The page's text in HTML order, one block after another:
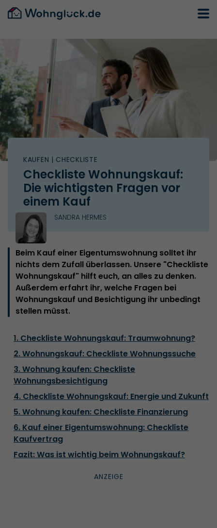
KAUFEN | CHECKLISTE
Checkliste Wohnungskauf:
Die wichtigsten Fragen vor
einem Kauf
SANDRA HERMES
Beim Kauf einer Eigentumswohnung solltet ihr
nichts dem Zufall überlassen. Unsere "Checkliste
Wohnungskauf" hilft euch, an alles zu denken.
Außerdem erfahrt ihr, welche Fragen bei
Wohnungskauf und Besichtigung ihr unbedingt
stellen müsst.
1. Checkliste Wohnungskauf: Traumwohnung?
2. Wohnungskauf: Checkliste Wohnungssuche
3. Wohnung kaufen: Checkliste
Wohnungsbesichtigung
4. Checkliste Wohnungskauf: Energie und Zukunft
5. Wohnung kaufen: Checkliste Finanzierung
6. Kauf einer Eigentumswohnung: Checkliste
Kaufvertrag
Fazit: Was ist wichtig beim Wohnungskauf?